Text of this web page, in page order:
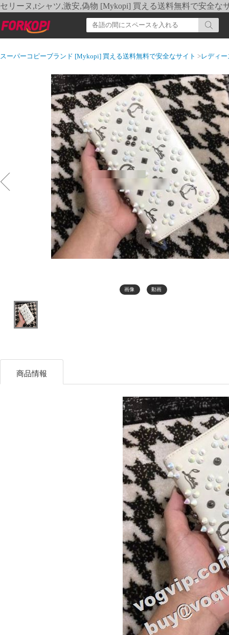
セリーヌ,tシャツ,激安,偽物 [Mykopi] 買える送料無料で安全な
スーパーコピーブランド [Mykopi] 買える送料無料で安全なサイト >レディ
画像 動画
商品情報